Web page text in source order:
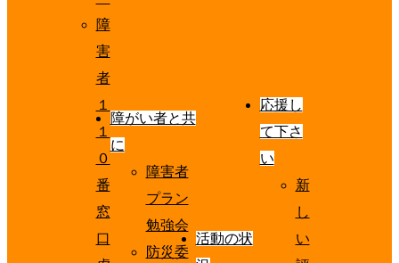
障
害
者
１
１
０
番
窓
口
障がい者と共
に
障害者
プラン
勉強会
防災委
活動の状
応援し
て下さ
い
新
し
い